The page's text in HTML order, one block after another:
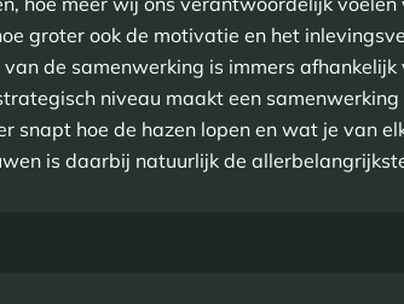
groter ook de motivatie en het
de samenwerking is immers afhankelijk
niveau maakt een
snapt hoe de hazen lopen en wat je van
is daarbij natuurlijk de